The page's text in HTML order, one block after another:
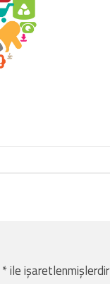
*ile işaretlenmişlerdir